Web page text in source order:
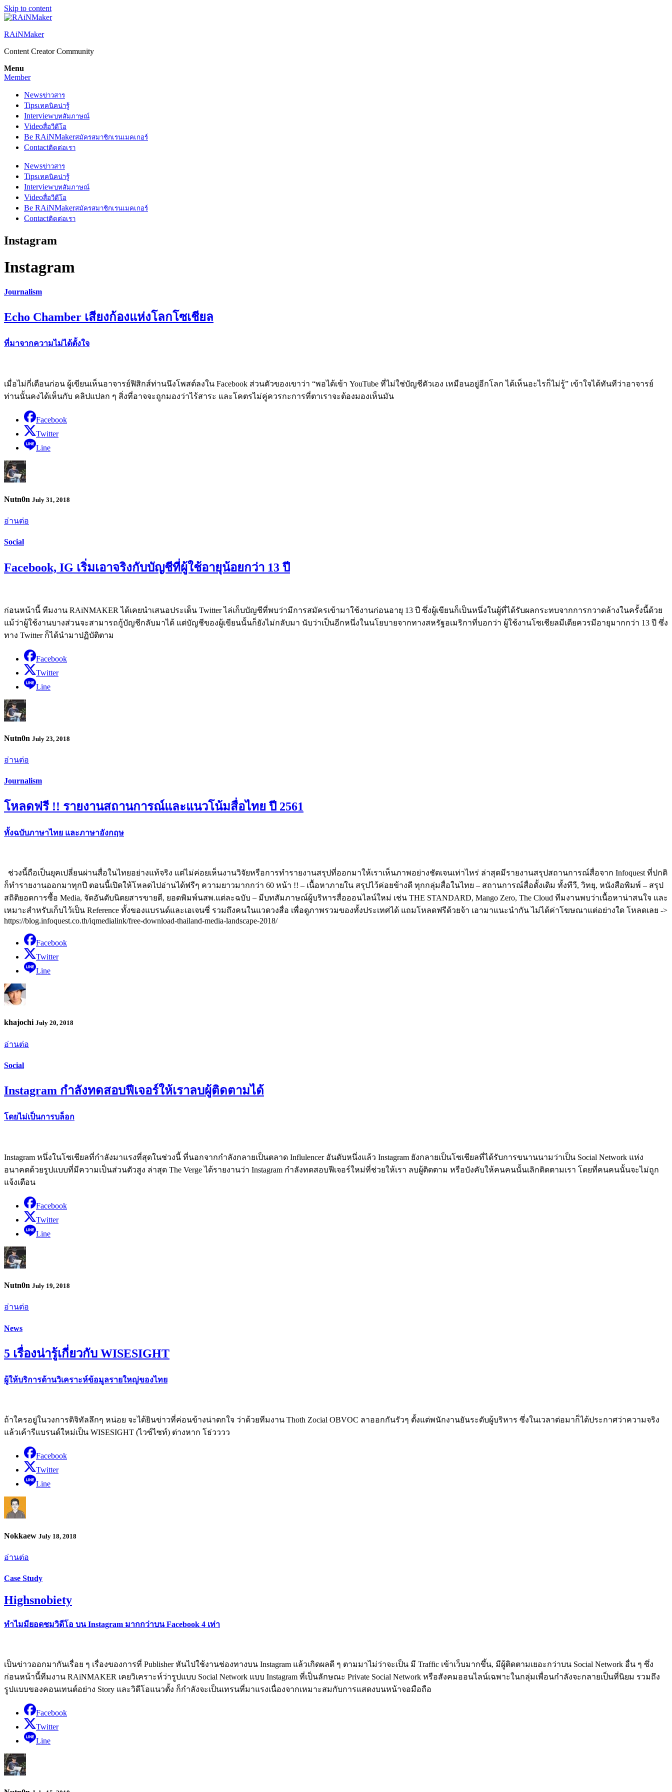
Skip to content
RAiNMaker
Content Creator Community
Menu
Member
Newsข่าวสาร
Tipsเทคนิคน่ารู้
Interviewบทสัมภาษณ์
Videoสื่อวีดีโอ
Be RAiNMakerสมัครสมาชิกเรนเมคเกอร์
Contactติดต่อเรา
Newsข่าวสาร
Tipsเทคนิคน่ารู้
Interviewบทสัมภาษณ์
Videoสื่อวีดีโอ
Be RAiNMakerสมัครสมาชิกเรนเมคเกอร์
Contactติดต่อเรา
Instagram
Instagram
Journalism
Echo Chamber เสียงก้องแห่งโลกโซเชียล
ที่มาจากความไม่ได้ตั้งใจ
เมื่อไม่กี่เดือนก่อน ผู้เขียนเห็นอาจารย์ฟิสิกส์ท่านนึงโพสต์ลงใน Facebook ส่วนตัวของเขาว่า “พอได้เข้า YouTube ที่ไม่ใช่บัญชีตัวเอง เหมือนอยู่อีกโลก ได้เห็นอะไรก็ไม่รู้” เข้าใจได้ทันทีว่าอาจารย์
ท่านนั้นคงได้เห็นกับ คลิปแปลก ๆ สิ่งที่อาจจะถูกมองว่าไร้สาระ และโคตรไม่คู่ควรกะการที่ตาเราจะต้องมองเห็นมัน
Facebook
Twitter
Line
Nutn0n July 31, 2018
อ่านต่อ
Social
Facebook, IG เริ่มเอาจริงกับบัญชีที่ผู้ใช้อายุน้อยกว่า 13 ปี
ก่อนหน้านี้ ทีมงาน RAiNMAKER ได้เคยนำเสนอประเด็น Twitter ไล่เก็บบัญชีที่พบว่ามีการสมัครเข้ามาใช้งานก่อนอายุ 13 ปี ซึ่งผู้เขียนก็เป็นหนึ่งในผู้ที่ได้รับผลกระทบจากการกวาดล้างในครั้งนี้ด้วย
แม้ว่าผู้ใช้งานบางส่วนจะสามารถกู้บัญชีกลับมาได้ แต่บัญชีของผู้เขียนนั้นก็ยังไม่กลับมา นับว่าเป็นอีกหนึ่งในนโยบายจากทางสหรัฐอเมริกาที่บอกว่า ผู้ใช้งานโซเชียลมีเดียควรมีอายุมากกว่า 13 ปี ซึ่ง
ทาง Twitter ก็ได้นำมาปฏิบัติตาม
Facebook
Twitter
Line
Nutn0n July 23, 2018
อ่านต่อ
Journalism
โหลดฟรี !! รายงานสถานการณ์และแนวโน้มสื่อไทย ปี 2561
ทั้งฉบับภาษาไทย และภาษาอังกฤษ
ช่วงนี้ถือเป็นยุคเปลี่ยนผ่านสื่อในไทยอย่างแท้จริง แต่ไม่ค่อยเห็นงานวิจัยหรือการทำรายงานสรุปที่ออกมาให้เราเห็นภาพอย่างชัดเจนเท่าไหร่ ล่าสุดมีรายงานสรุปสถานการณ์สื่อจาก Infoquest ที่ปกติ
ก็ทำรายงานออกมาทุกปี ตอนนี้เปิดให้โหลดไปอ่านได้ฟรีๆ ความยาวมากกว่า 60 หน้า !! – เนื้อหาภายใน สรุปไว้ค่อยข้างดี ทุกกลุ่มสื่อในไทย – สถานการณ์สื่อดั้งเดิม ทั้งทีวี, วิทยุ, หนังสือพิมพ์ – สรุป
สถิติยอดการซื้อ Media, จัดอันดับนิตยสารขายดี, ยอดพิมพ์นสพ.แต่ละฉบับ – มีบทสัมภาษณ์ผู้บริหารสื่อออนไลน์ใหม่ เช่น THE STANDARD, Mango Zero, The Cloud ทีมงานพบว่าเนื้อหาน่าสนใจ และ
เหมาะสำหรับเก็บไว้เป็น Reference ทั้งของแบรนด์และเอเจนซี่ รวมถึงคนในแวดวงสื่อ เพื่อดูภาพรวมของทั้งประเทศได้ แถมโหลดฟรีด้วยจ้า เอามาแนะนำกัน ไม่ได้ค่าโฆษณาแต่อย่างใด โหลดเลย ->
https://blog.infoquest.co.th/iqmedialink/free-download-thailand-media-landscape-2018/
Facebook
Twitter
Line
khajochi July 20, 2018
อ่านต่อ
Social
Instagram กำลังทดสอบฟีเจอร์ให้เราลบผู้ติดตามได้
โดยไม่เป็นการบล็อก
Instagram หนึ่งในโซเชียลที่กำลังมาแรงที่สุดในช่วงนี้ ที่นอกจากกำลังกลายเป็นตลาด Influlencer อันดับหนึ่งแล้ว Instagram ยังกลายเป็นโซเชียลที่ได้รับการขนานนามว่าเป็น Social Network แห่ง
อนาคตด้วยรูปแบบที่มีความเป็นส่วนตัวสูง ล่าสุด The Verge ได้รายงานว่า Instagram กำลังทดสอบฟีเจอร์ใหม่ที่ช่วยให้เรา ลบผู้ติดตาม หรือบังคับให้คนคนนั้นเลิกติดตามเรา โดยที่คนคนนั้นจะไม่ถูก
แจ้งเตือน
Facebook
Twitter
Line
Nutn0n July 19, 2018
อ่านต่อ
News
5 เรื่องน่ารู้เกี่ยวกับ WISESIGHT
ผู้ให้บริการด้านวิเคราะห์ข้อมูลรายใหญ่ของไทย
ถ้าใครอยู่ในวงการดิจิทัลลึกๆ หน่อย จะได้ยินข่าวที่ค่อนข้างน่าตกใจ ว่าด้วยทีมงาน Thoth Zocial OBVOC ลาออกกันรัวๆ ตั้งแต่พนักงานยันระดับผู้บริหาร ซึ่งในเวลาต่อมาก็ได้ประกาศว่าความจริง
แล้วเค้ารีแบรนด์ใหม่เป็น WISESIGHT (ไวซ์ไซท์) ต่างหาก โธ่วววว
Facebook
Twitter
Line
Nokkaew July 18, 2018
อ่านต่อ
Case Study
Highsnobiety
ทำไมมียอดชมวิดีโอ บน Instagram มากกว่าบน Facebook 4 เท่า
เป็นข่าวออกมากันเรื่อย ๆ เรื่องของการที่ Publisher หันไปใช้งานช่องทางบน Instagram แล้วเกิดผลดี ๆ ตามมาไม่ว่าจะเป็น มี Traffic เข้าเว็บมากขึ้น, มีผู้ติดตามเยอะกว่าบน Social Network อื่น ๆ ซึ่ง
ก่อนหน้านี้ทีมงาน RAiNMAKER เคยวิเคราะห์ว่ารูปแบบ Social Network แบบ Instagram ที่เป็นลักษณะ Private Social Network หรือสังคมออนไลน์เฉพาะในกลุ่มเพื่อนกำลังจะกลายเป็นที่นิยม รวมถึง
รูปแบบของคอนเทนต์อย่าง Story และวิดีโอแนวตั้ง ก็กำลังจะเป็นเทรนที่มาแรงเนื่องจากเหมาะสมกับการแสดงบนหน้าจอมือถือ
Facebook
Twitter
Line